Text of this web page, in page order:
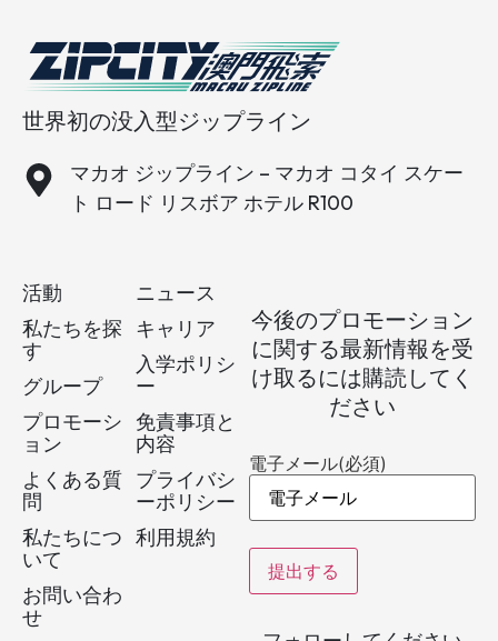
世界初の没入型ジップライン
マカオ ジップライン – マカオ コタイ スケー
ト ロード リスボア ホテル R100
活動
私たちを探
す
グループ
プロモーシ
ョン
よくある質
問
私たちにつ
いて
お問い合わ
せ
ニュース
キャリア
入学ポリシ
ー
免責事項と
内容
プライバシ
ーポリシー
利用規約
今後のプロモーション
に関する最新情報を受
け取るには購読してく
ださい
電子メール(必須)